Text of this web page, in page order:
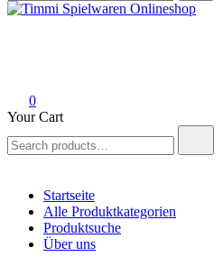
0
Your Cart
for:
Startseite
Alle Produktkategorien
Produktsuche
Über uns